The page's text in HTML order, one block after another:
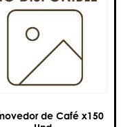
de Café x150